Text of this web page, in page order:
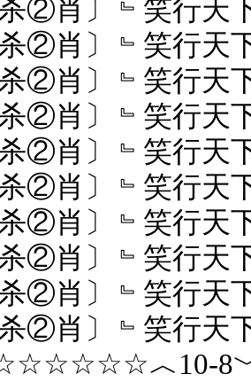
②肖〕﹄笑行天
②肖〕﹄笑行天
②肖〕﹄笑行天
②肖〕﹄笑行天
②肖〕﹄笑行天
②肖〕﹄笑行天
②肖〕﹄笑行天
②肖〕﹄笑行天
②肖〕﹄笑行天
②肖〕﹄笑行天